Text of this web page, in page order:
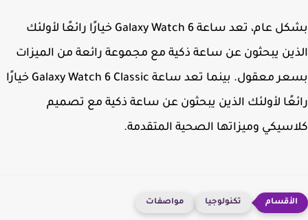
بشكل عام، تعد ساعة Galaxy Watch 6 خيارًا رائعًا لأولئك
يبحثون عن ساعة ذكية مع مجموعة رائعة من الميزات
بسعر معقول. بينما تعد ساعة Galaxy Watch 6 Classic خيارًا
لأولئك الذين يبحثون عن ساعة ذكية مع تصميم
وميزاتها الصحية المتقدمة.
تكنولوجيا مواصفات